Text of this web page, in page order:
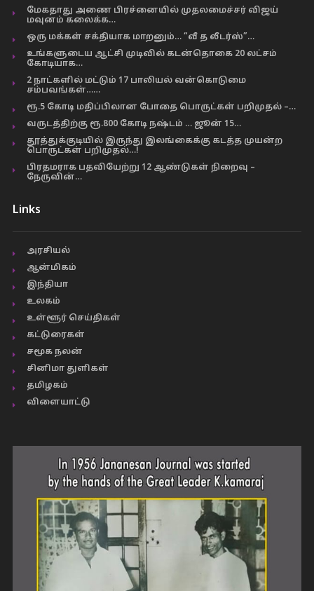
மேகதாது அணை பிரச்னையில் முதலமைச்சர் விஜய்
மவுனம் கலைக்க…
ஒரு மக்கள் சக்தியாக மாறனும்… “வீ த லீடர்ஸ்”…
உங்களுடைய ஆட்சி முடிவில் கடன்தொகை 20 லட்சம்
கோடியாக…
2 நாட்களில் மட்டும் 17 பாலியல் வன்கொடுமை
சம்பவங்கள்……
ரூ.5 கோடி மதிப்பிலான போதை பொருட்கள் பறிமுதல் –…
வருடத்திற்கு ரூ.800 கோடி நஷ்டம் … ஜூன் 15…
தூத்துக்குடியில் இருந்து இலங்கைக்கு கடத்த முயன்ற
பொருட்கள் பறிமுதல்…!
பிரதமராக பதவியேற்று 12 ஆண்டுகள் நிறைவு –
நேருவின்…
Links
அரசியல்
ஆன்மிகம்
இந்தியா
உலகம்
உள்ளூர் செய்திகள்
கட்டுரைகள்
சமூக நலன்
சினிமா துளிகள்
தமிழகம்
விளையாட்டு